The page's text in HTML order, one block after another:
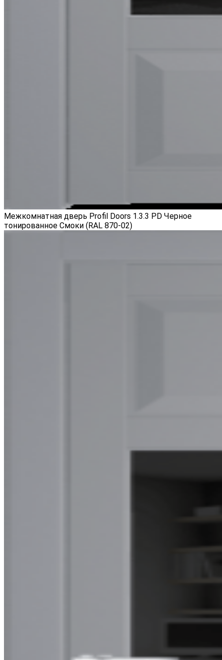
Межкомнатная дверь Profil Doors 1.3.3 PD Черное
тонированное Смоки (RAL 870-02)